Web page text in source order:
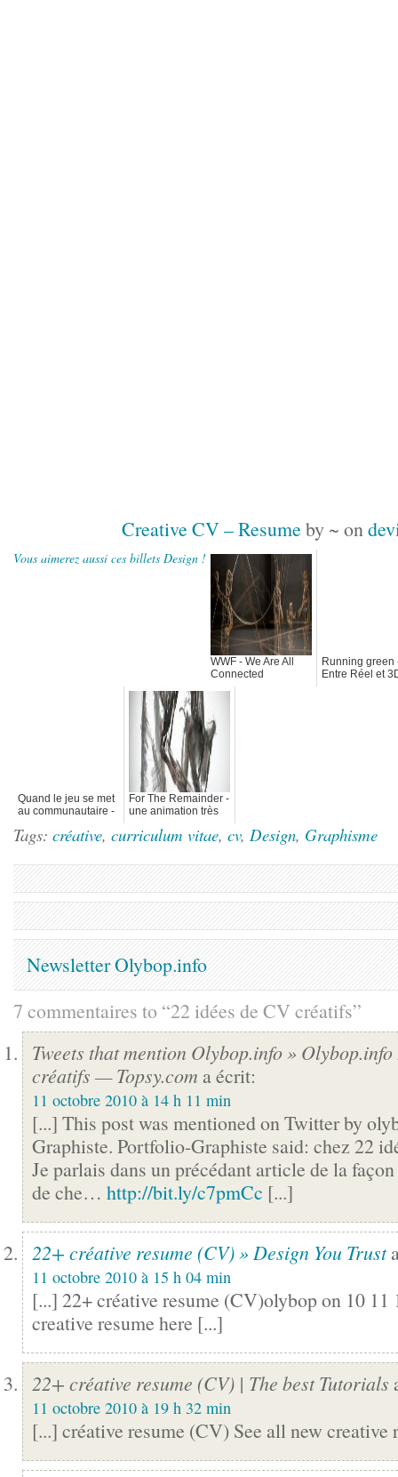
Creative CV – Resume by ~ on
Vous aimerez aussi ces billets Design !
WWF - We Are All
Connected
Running green
Entre Réel et
Quand le jeu se met
au communautaire -
For The Remainder -
une animation très
Tags: créative, curriculum vitae, cv, Design, Graphisme
Newsletter Olybop.info
7 commentaires to “22 idées de CV créatifs”
Tweets that mention Olybop.info » Olybop.info
créatifs — Topsy.com a écrit:
11 octobre 2010 à 14 h 11 min
[...] This post was mentioned on Twitter by
Graphiste. Portfolio-Graphiste said: chez 22
Je parlais dans un précédant article de la
de che… http://bit.ly/c7pmCc [...]
22+ créative resume (CV) » Design You Trust
11 octobre 2010 à 15 h 04 min
[...] 22+ créative resume (CV)olybop on 10 11
creative resume here [...]
22+ créative resume (CV) | The best Tutorials
11 octobre 2010 à 19 h 32 min
[...] créative resume (CV) See all new creative